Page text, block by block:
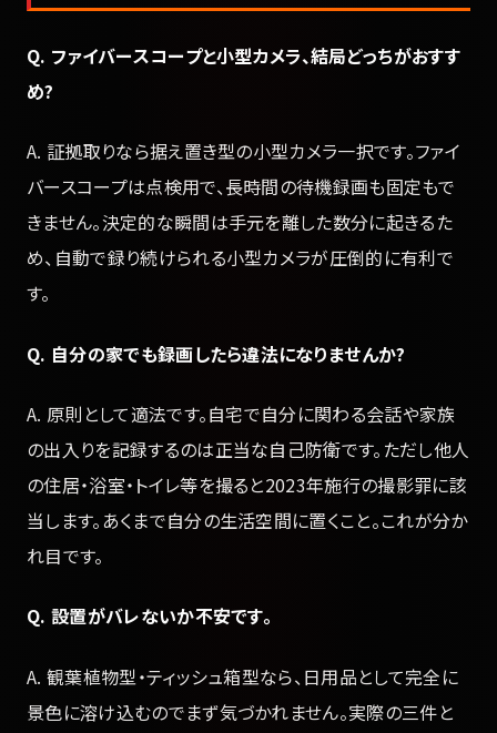
Q. ファイバースコープと小型カメラ、結局どっちがおすす
め?
A. 証拠取りなら据え置き型の小型カメラ一択です。ファイ
バースコープは点検用で、長時間の待機録画も固定もで
きません。決定的な瞬間は手元を離した数分に起きるた
め、自動で録り続けられる小型カメラが圧倒的に有利で
す。
Q. 自分の家でも録画したら違法になりませんか?
A. 原則として適法です。自宅で自分に関わる会話や家族
の出入りを記録するのは正当な自己防衛です。ただし他人
の住居・浴室・トイレ等を撮ると2023年施行の撮影罪に該
当します。あくまで自分の生活空間に置くこと。これが分か
れ目です。
Q. 設置がバレないか不安です。
A. 観葉植物型・ティッシュ箱型なら、日用品として完全に
景色に溶け込むのでまず気づかれません。実際の三件と